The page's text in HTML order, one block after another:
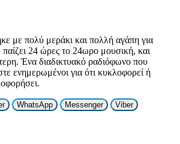
με πολύ μεράκι και πολλή αγάπη για
24 ώρες το 24ωρο μουσική, και
Ένα διαδικτυακό ραδιόφωνο που
ενημερωμένοι για ότι κυκλοφορεί ή
WhatsApp Messenger
Viber